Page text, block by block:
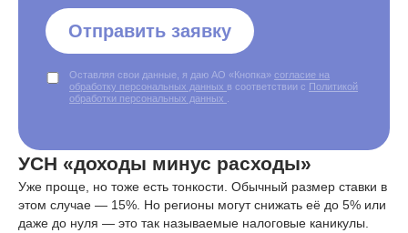
Отправить заявку
Оставляя свои данные, я даю АО «Кнопка» согласие на
обработку персональных данных в соответствии с Политикой
обработки персональных данных
УСН «доходы минус расходы»
Уже проще, но тоже есть тонкости. Обычный размер ставки в
этом случае — 15%. Но регионы могут снижать её до 5% или
даже до нуля — это так называемые налоговые каникулы.